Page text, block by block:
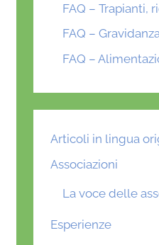
FAQ – Trapianti,
FAQ –
FAQ –
Articoli in lingua
Associazioni
La voce delle
Esperienze